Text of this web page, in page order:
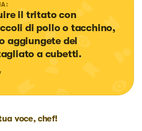
il tritato con
di pollo o tacchino,
aggiungete del
a cubetti.
voce, chef!